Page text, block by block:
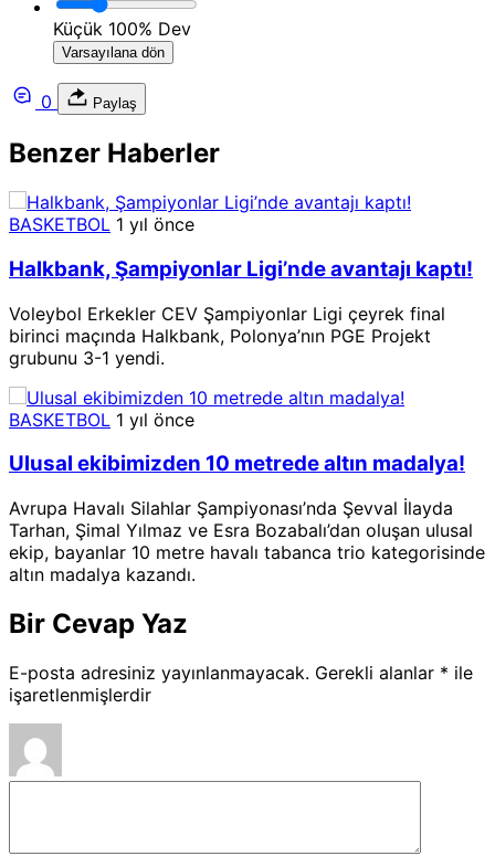
Küçük 100% Dev
Varsayılana dön
0 Paylaş
Benzer Haberler
BASKETBOL 1 yıl önce
Halkbank, Şampiyonlar Ligi’nde avantajı kaptı!
Voleybol Erkekler CEV Şampiyonlar Ligi çeyrek final
birinci maçında Halkbank, Polonya’nın PGE Projekt
grubunu 3-1 yendi.
BASKETBOL 1 yıl önce
Ulusal ekibimizden 10 metrede altın madalya!
Avrupa Havalı Silahlar Şampiyonası’nda Şevval İlayda
Tarhan, Şimal Yılmaz ve Esra Bozabalı’dan oluşan ulusal
ekip, bayanlar 10 metre havalı tabanca trio kategorisinde
altın madalya kazandı.
Bir Cevap Yaz
E-posta adresiniz yayınlanmayacak. Gerekli alanlar * ile
işaretlenmişlerdir